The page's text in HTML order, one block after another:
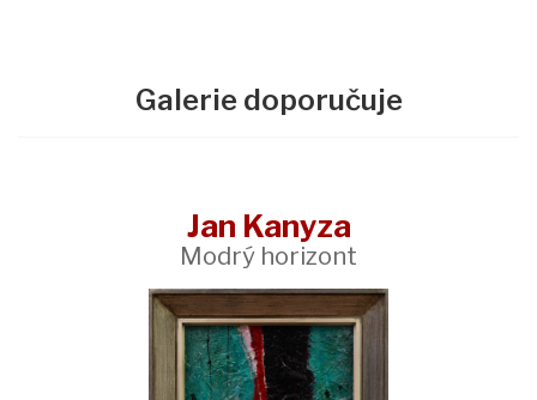
Galerie doporučuje
Jan Kanyza
Modrý horizont